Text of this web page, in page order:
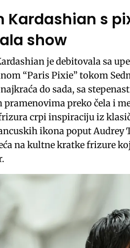
Kardashian s
show
je debitovala sa
“Paris Pixie” tokom
do sada, sa
pramenovima preko čela i
crpi inspiraciju iz
ikona poput Audrey
na kultne kratke frizure